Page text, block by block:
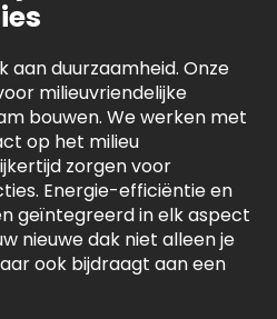
aan duurzaamheid. Onze
milieuvriendelijke
bouwen. We werken met
op het milieu
zorgen voor
Energie-efficiëntie en
geïntegreerd in elk aspect
nieuwe dak niet alleen je
ook bijdraagt aan een